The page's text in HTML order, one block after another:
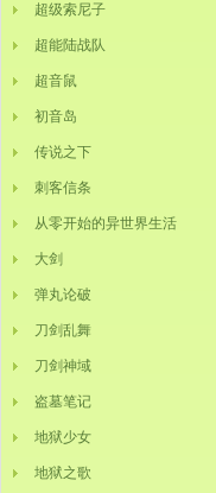
超级索尼子
超能陆战队
超音鼠
初音岛
传说之下
刺客信条
从零开始的异世界生活
大剑
弹丸论破
刀剑乱舞
刀剑神域
盗墓笔记
地狱少女
地狱之歌